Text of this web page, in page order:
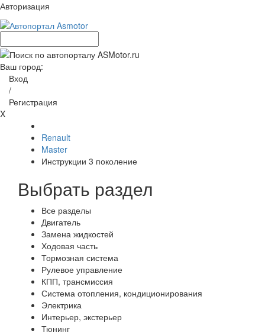
Авторизация
Ваш город:
Вход
/
Регистрация
X
Renault
Master
Инструкции 3 поколение
Выбрать раздел
Все разделы
Двигатель
Замена жидкостей
Ходовая часть
Тормозная система
Рулевое управление
КПП, трансмиссия
Система отопления, кондиционирования
Электрика
Интерьер, экстерьер
Тюнинг